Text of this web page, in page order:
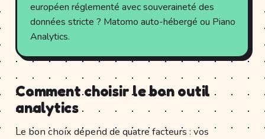
européen réglementé avec souveraineté des
données stricte ? Matomo auto-hébergé ou Piano
Analytics.
Comment choisir le bon outil
analytics
Le bon choix dépend de quatre facteurs : vos